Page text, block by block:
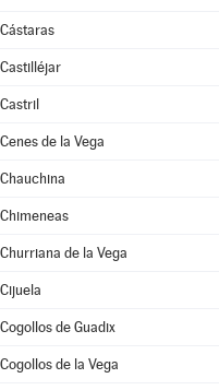
Cástaras
Castilléjar
Castril
Cenes de la Vega
Chauchina
Chimeneas
Churriana de la Vega
Cijuela
Cogollos de Guadix
Cogollos de la Vega